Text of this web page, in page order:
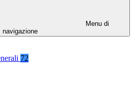
Menu di
navigazione
72